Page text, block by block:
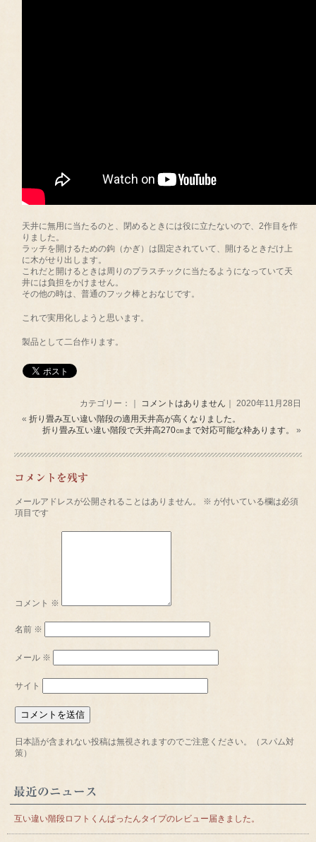
天井に無用に当たるのと、閉めるときには役に立たないので、2作目を作
りました。
ラッチを開けるための鉤（かぎ）は固定されていて、開けるときだけ上
に木がせり出します。
これだと開けるときは周りのプラスチックに当たるようになっていて天
井には負担をかけません。
その他の時は、普通のフック棒とおなじです。
これで実用化しようと思います。
製品として二台作ります。
カテゴリー：｜ コメントはありません ｜ 2020年11月28日
«折り畳み互い違い階段の適用天井高が高くなりました。
折り畳み互い違い階段で天井高270㎝まで対応可能な枠あります。
»
コメントを残す
メールアドレスが公開されることはありません。 ※ が付いている欄は必須
項目です
コメント ※
名前 ※
メール ※
サイト
日本語が含まれない投稿は無視されますのでご注意ください。（スパム対
策）
最近のニュース
互い違い階段ロフトくんぱったんタイプのレビュー届きました。